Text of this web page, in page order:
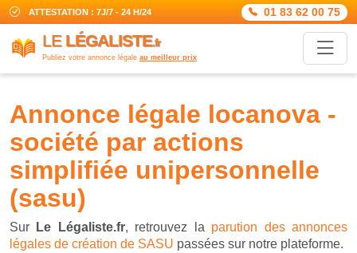
ATTESTATION : 7J/7 - 24 H/24 01 83 62 00 75
LE LÉGALISTE.fr
Publiez votre annonce légale au meilleur prix
annonce légale locanova -
société par actions
simplifiée unipersonnelle
(sasu)
Sur Le Légaliste.fr, retrouvez la parution des annonces
légales de création de SASU passées sur notre plateforme.